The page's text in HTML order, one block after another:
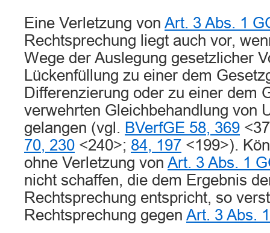
Eine Verletzung von Art. 3 Abs. 1
Rechtsprechung liegt auch vor,
Wege der Auslegung gesetzlicher
Lückenfüllung zu einer dem
Differenzierung oder zu einer dem
verwehrten Gleichbehandlung von
gelangen (vgl. BVerfGE 58, 369
70, 230 <240>; 84, 197 <199>).
ohne Verletzung von Art. 3 Abs. 1
nicht schaffen, die dem Ergebnis
Rechtsprechung entspricht, so
Rechtsprechung gegen Art. 3 Abs.